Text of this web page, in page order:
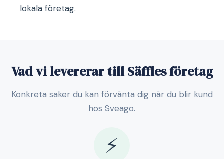
lokala företag.
Vad vi levererar till Säffles företag
Konkreta saker du kan förvänta dig när du blir kund
hos Sveago.
⚡